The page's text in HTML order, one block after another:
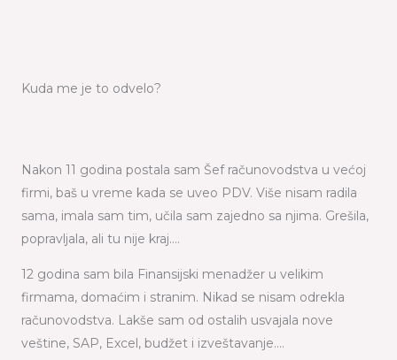
Kuda me je to odvelo?
Nakon 11 godina postala sam Šef računovodstva u većoj
firmi, baš u vreme kada se uveo PDV. Više nisam radila
sama, imala sam tim, učila sam zajedno sa njima. Grešila,
popravljala, ali tu nije kraj….
12 godina sam bila Finansijski menadžer u velikim
firmama, domaćim i stranim. Nikad se nisam odrekla
računovodstva. Lakše sam od ostalih usvajala nove
veštine, SAP, Excel, budžet i izveštavanje….